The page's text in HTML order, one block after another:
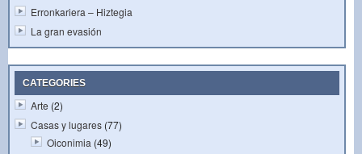
Erronkariera – Hiztegia
La gran evasión
CATEGORIES
Arte (2)
Casas y lugares (77)
Oiconimia (49)